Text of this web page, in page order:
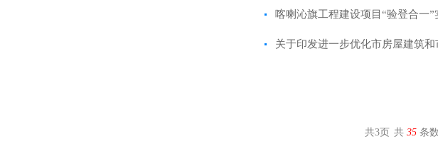
喀喇沁旗工程建设项目“验登合一”
关于印发进一步优化市房屋建筑
共3页 共 35条